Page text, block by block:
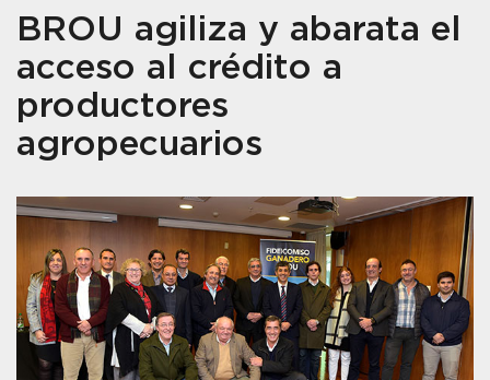
BROU agiliza y abarata el
acceso al crédito a
productores
agropecuarios